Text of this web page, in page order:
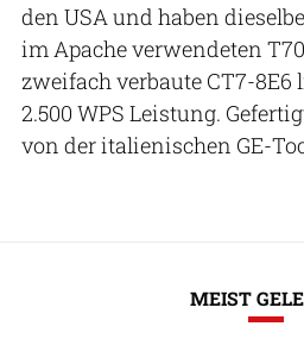
den USA und haben
im Apache verwendeten
zweifach verbaute CT7-
2.500 WPS Leistung.
von der italienischen GE-
MEIST